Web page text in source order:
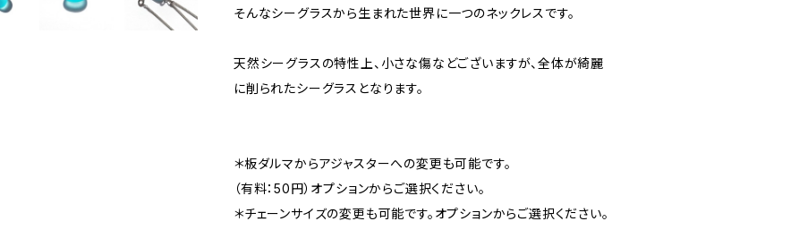
そんなシーグラスから生まれた世界に一つのネックレスです。
天然シーグラスの特性上、小さな傷などございますが、全体が綺麗
に削られたシーグラスとなります。
＊板ダルマからアジャスターへの変更も可能です。
（有料：50円）オプションからご選択ください。
＊チェーンサイズの変更も可能です。オプションからご選択ください。